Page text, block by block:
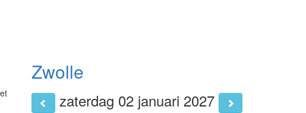
Zwolle
zaterdag 02 januari 2027